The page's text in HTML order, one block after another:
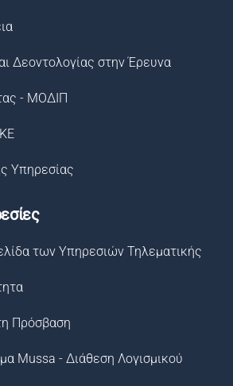
Δεοντολογίας στην Έρευνα
- ΜΟΔΙΠ
Υπηρεσίας
των Υπηρεσιών Τηλεματικής
Πρόσβαση
Μussa - Διάθεση Λογισμικού